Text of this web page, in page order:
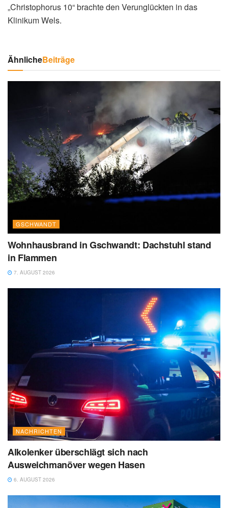
„Christophorus 10“ brachte den Verunglückten in das
Klinikum Wels.
ÄhnlicheBeiträge
GSCHWANDT
Wohnhausbrand in Gschwandt: Dachstuhl stand
in Flammen
7. AUGUST 2026
NACHRICHTEN
Alkolenker überschlägt sich nach
Ausweichmanöver wegen Hasen
6. AUGUST 2026